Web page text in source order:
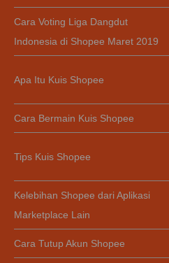
Cara Voting Liga Dangdut
Indonesia di Shopee Maret 2019
Apa Itu Kuis Shopee
Cara Bermain Kuis Shopee
Tips Kuis Shopee
Kelebihan Shopee dari Aplikasi
Marketplace Lain
Cara Tutup Akun Shopee